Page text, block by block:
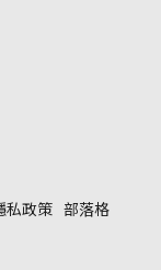
私政策 部落格